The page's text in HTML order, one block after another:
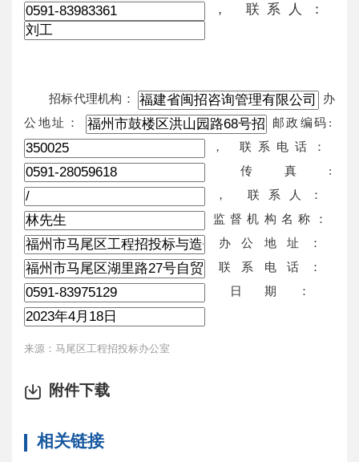
， 联系人：
招标代理机构：
办
公地址：
邮政编码:
， 联系电话：
传真:
， 联系人：
监督机构名称：
办公地址：
联系电话：
日期：
来源：马尾区工程招投标办公室
附件下载
相关链接